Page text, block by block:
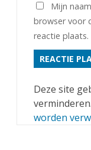
Mijn
browser voor
reactie plaats.
Deze site
verminderen.
worden